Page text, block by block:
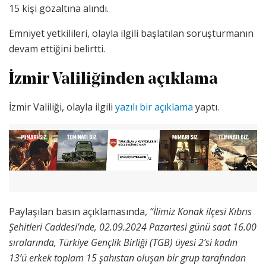
15 kişi gözaltına alındı.
Emniyet yetkilileri, olayla ilgili başlatılan soruşturmanın
devam ettiğini belirtti.
İzmir Valiliğinden açıklama
İzmir Valiliği, olayla ilgili yazılı bir açıklama yaptı.
Paylaşılan basın açıklamasında, “İlimiz Konak ilçesi Kıbrıs
Şehitleri Caddesi’nde, 02.09.2024 Pazartesi günü saat 16.00
sıralarında, Türkiye Gençlik Birliği (TGB) üyesi 2’si kadın
13’ü erkek toplam 15 şahıstan oluşan bir grup tarafından